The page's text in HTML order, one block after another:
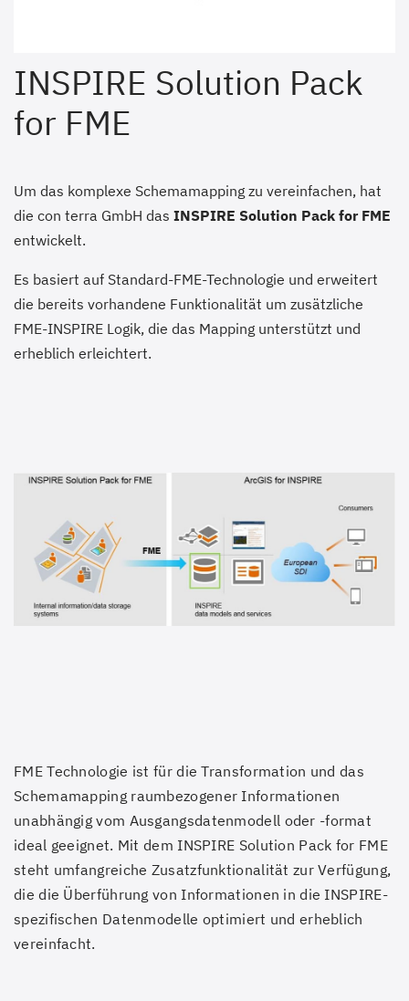
INSPIRE Solution Pack
for FME
Um das komplexe Schemamapping zu vereinfachen, hat
die con terra GmbH das INSPIRE Solution Pack for FME
entwickelt.
Es basiert auf Standard-FME-Technologie und erweitert
die bereits vorhandene Funktionalität um zusätzliche
FME-INSPIRE Logik, die das Mapping unterstützt und
erheblich erleichtert.
FME Technologie ist für die Transformation und das
Schemamapping raumbezogener Informationen
unabhängig vom Ausgangsdatenmodell oder -format
ideal geeignet. Mit dem INSPIRE Solution Pack for FME
steht umfangreiche Zusatzfunktionalität zur Verfügung,
die die Überführung von Informationen in die INSPIRE-
spezifischen Datenmodelle optimiert und erheblich
vereinfacht.